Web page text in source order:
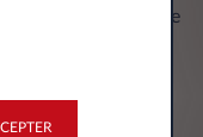
de mettre en place
néfastes
de l’air